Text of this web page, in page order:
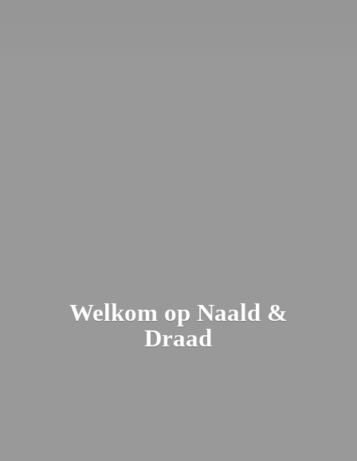
Welkom op Naald &
Draad